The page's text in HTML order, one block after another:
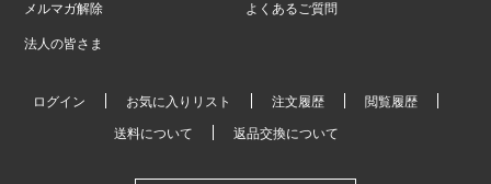
メルマガ解除 よくあるご質問
法人の皆さま
ログイン お気に入りリスト 注文履歴 閲覧履歴
送料について 返品交換について